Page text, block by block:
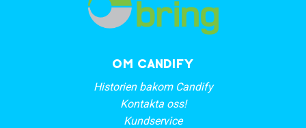
OM CANDIFY
Historien bakom Candify
Kontakta oss!
Kundservice